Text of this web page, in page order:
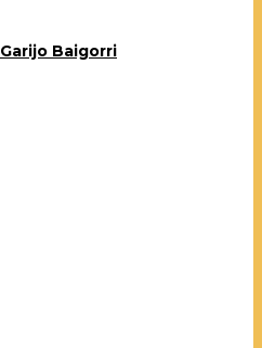
Garijo Baigorri